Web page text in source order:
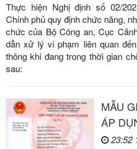
Thực hiện Nghị định số 02/
Chính phủ quy định chức năng,
chức của Bộ Công an, Cục
dẫn xử lý vi phạm liên quan
thông khi đang trong thời gian
sau:
MẪU
ÁP
23:52